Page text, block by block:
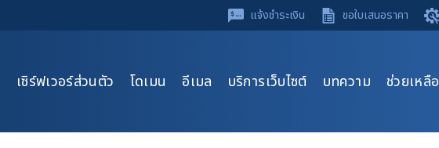
แจ้งชำระเงิน ขอใบเสนอราคา
เซิร์ฟเวอร์ส่วนตัว โดเมน อีเมล บริการเว็บไซต์ บทความ ช่วยเหลือ